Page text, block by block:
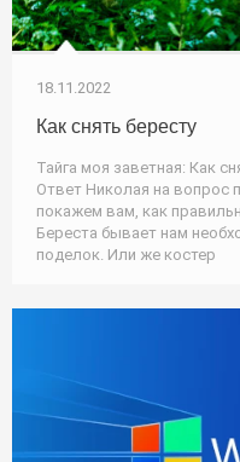
18.11.2022
Как снять бересту
Тайга моя заветная: Как
Ответ Николая на вопрос
покажем вам, как
Береста бывает нам
поделок. Или же костер